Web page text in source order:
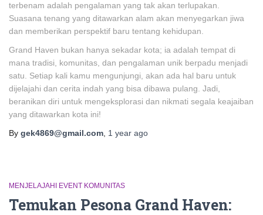
terbenam adalah pengalaman yang tak akan terlupakan.
Suasana tenang yang ditawarkan alam akan menyegarkan jiwa
dan memberikan perspektif baru tentang kehidupan.
Grand Haven bukan hanya sekadar kota; ia adalah tempat di
mana tradisi, komunitas, dan pengalaman unik berpadu menjadi
satu. Setiap kali kamu mengunjungi, akan ada hal baru untuk
dijelajahi dan cerita indah yang bisa dibawa pulang. Jadi,
beranikan diri untuk mengeksplorasi dan nikmati segala keajaiban
yang ditawarkan kota ini!
By gek4869@gmail.com 1 year ago
MENJELAJAHI EVENT KOMUNITAS
Temukan Pesona Grand Haven: